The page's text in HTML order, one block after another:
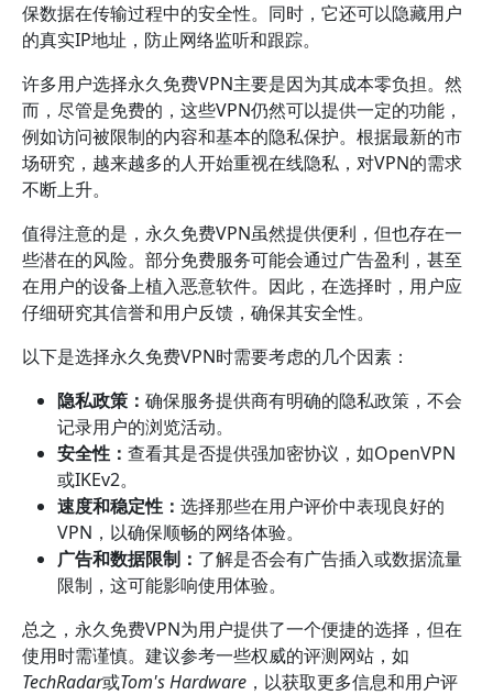
保数据在传输过程中的安全性。同时，它还可以隐藏用户
的真实IP地址，防止网络监听和跟踪。
许多用户选择永久免费VPN主要是因为其成本零负担。然
而，尽管是免费的，这些VPN仍然可以提供一定的功能，
例如访问被限制的内容和基本的隐私保护。根据最新的市
场研究，越来越多的人开始重视在线隐私，对VPN的需求
不断上升。
值得注意的是，永久免费VPN虽然提供便利，但也存在一
些潜在的风险。部分免费服务可能会通过广告盈利，甚至
在用户的设备上植入恶意软件。因此，在选择时，用户应
仔细研究其信誉和用户反馈，确保其安全性。
以下是选择永久免费VPN时需要考虑的几个因素：
隐私政策： 确保服务提供商有明确的隐私政策，不会
记录用户的浏览活动。
安全性： 查看其是否提供强加密协议，如OpenVPN
或IKEv2。
速度和稳定性： 选择那些在用户评价中表现良好的
VPN，以确保顺畅的网络体验。
广告和数据限制： 了解是否会有广告插入或数据流量
限制，这可能影响使用体验。
总之，永久免费VPN为用户提供了一个便捷的选择，但在
使用时需谨慎。建议参考一些权威的评测网站，如
TechRadar或Tom's Hardware ，以获取更多信息和用户评